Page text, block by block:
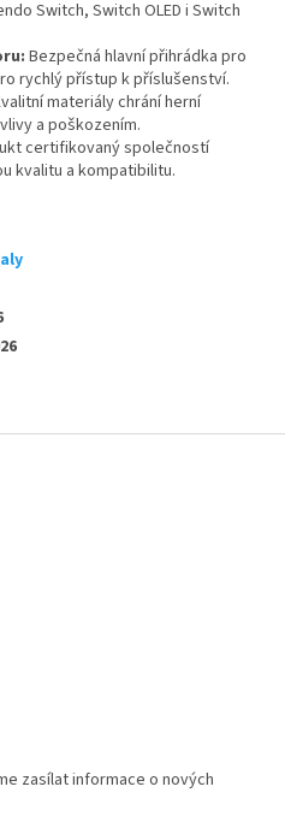
Switch, Switch OLED i Switch
Bezpečná hlavní přihrádka pro
rychlý přístup k příslušenství.
materiály chrání herní
a poškozením.
certifikovaný společností
kvalitu a kompatibilitu.
zasílat informace o nových